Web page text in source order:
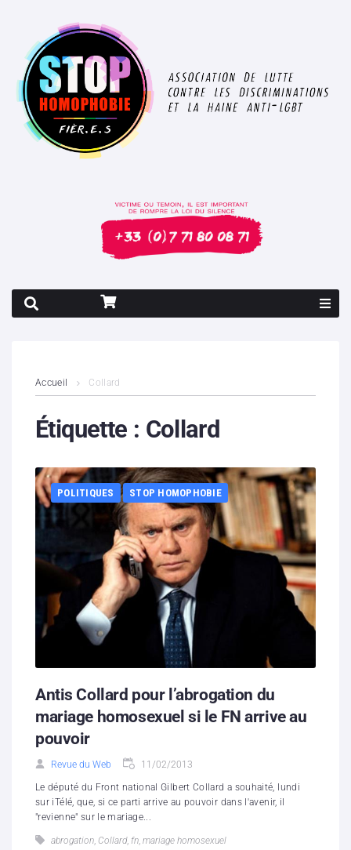
Contenus litigieux
Boutique
Partenaires
Contacts
Hébergement solidaire
Accueil Collard
Étiquette : Collard
POLITIQUES STOP HOMOPHOBIE
Antis Collard pour l’abrogation du
mariage homosexuel si le FN arrive au
pouvoir
Revue du Web 11/02/2013
Le député du Front national Gilbert Collard a souhaité, lundi
sur iTélé, que, si ce parti arrive au pouvoir dans l'avenir, il
"revienne" sur le mariage...
abrogation Collard, fn mariage homosexuel